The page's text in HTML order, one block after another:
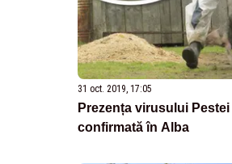
31 oct. 2019, 17:05
Prezența virusului
confirmată în Alba